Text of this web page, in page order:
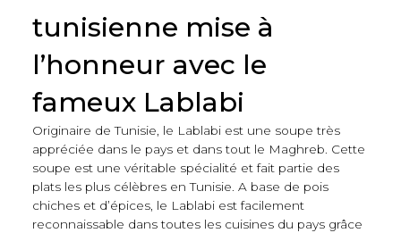
tunisienne mise à
l’honneur avec le
fameux Lablabi
Originaire de Tunisie, le Lablabi est une soupe très
appréciée dans le pays et dans tout le Maghreb. Cette
soupe est une véritable spécialité et fait partie des
plats les plus célèbres en Tunisie. A base de pois
chiches et d’épices, le Lablabi est facilement
reconnaissable dans toutes les cuisines du pays grâce